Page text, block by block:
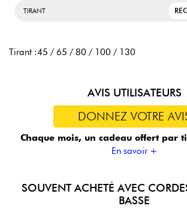
TIRANT
Tirant :45 / 65 / 80 / 100 / 130
AVIS UTILISATEURS
DONNEZ VOTRE
Chaque mois, un cadeau offert par
En savoir +
SOUVENT ACHETÉ AVEC
BASSE